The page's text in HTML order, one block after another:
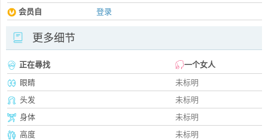
会员自
登录
更多细节
正在尋找
一个女人
眼睛
未标明
头发
未标明
身体
未标明
高度
未标明